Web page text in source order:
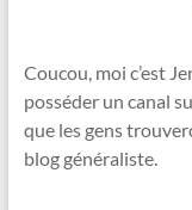
Coucou, moi c’est
posséder un canal
que les gens
blog généraliste.